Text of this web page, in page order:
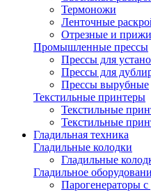
Термоножи
Ленточные
Отрезные и
Промышленные прессы
Прессы для
Прессы для
Прессы вырубные
Текстильные принтеры
Текстильные
Текстильные
Гладильная техника
Гладильные колодки
Гладильные
Гладильное
Парогенераторы